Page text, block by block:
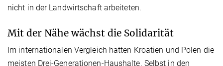
nicht in der Landwirtschaft arbeiteten.
Mit der Nähe wächst die Solidarität
Im internationalen Vergleich hatten Kroatien und Polen die
meisten Drei-Generationen-Haushalte. Selbst in den